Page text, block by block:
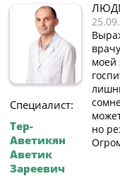
Специалист:
Тер-
Аветикян
Аветик
Зареевич
моей
но